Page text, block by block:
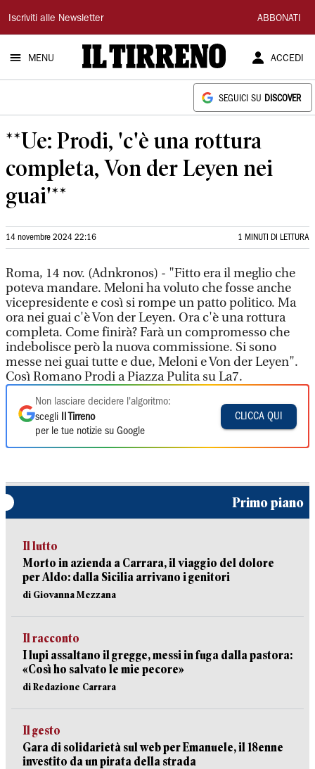
Il
Tirreno
Iscriviti alle Newsletter ABBONATI
MENU ACCEDI
SEGUICI SU DISCOVER
**Ue: Prodi, 'c'è una rottura
completa, Von der Leyen nei
guai'**
14 novembre 2024 22:16 1 MINUTI DI LETTURA
Roma, 14 nov. (Adnkronos) - "Fitto era il meglio che
poteva mandare. Meloni ha voluto che fosse anche
vicepresidente e così si rompe un patto politico. Ma
ora nei guai c'è Von der Leyen. Ora c'è una rottura
completa. Come finirà? Farà un compromesso che
indebolisce però la nuova commissione. Si sono
messe nei guai tutte e due, Meloni e Von der Leyen".
Così Romano Prodi a Piazza Pulita su La7.
Non lasciare decidere l'algoritmo:
scegli
Il Tirreno
per le tue notizie su Google
CLICCA QUI
Primo piano
Il lutto
Morto in azienda a Carrara, il viaggio del dolore
per Aldo: dalla Sicilia arrivano i genitori
di Giovanna Mezzana
Il racconto
I lupi assaltano il gregge, messi in fuga dalla pastora:
«Così ho salvato le mie pecore»
di Redazione Carrara
Il gesto
Gara di solidarietà sul web per Emanuele, il 18enne
investito da un pirata della strada